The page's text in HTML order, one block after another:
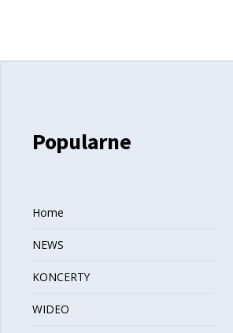
Popularne
Home
NEWS
KONCERTY
WIDEO